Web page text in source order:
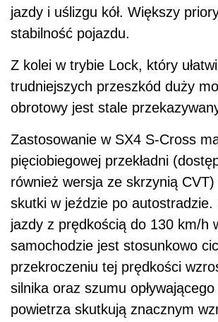
jazdy i uślizgu kół. Większy
stabilność pojazdu.
Z kolei w trybie Lock, który
trudniejszych przeszkód duży
obrotowy jest stale
Zastosowanie w SX4 S-Cross
pięciobiegowej przekładni
również wersja ze skrzynią
skutki w jeździe po autostradzie.
jazdy z prędkością do 130 km/h
samochodzie jest stosunkowo
przekroczeniu tej prędkości
silnika oraz szumu
powietrza skutkują znacznym